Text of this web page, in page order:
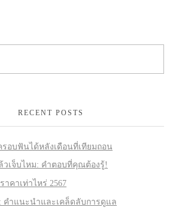
RECENT POSTS
รอบฟันได้หลังเดือนที่เทียมถอน
วเจ็บไหม: คำตอบที่คุณต้องรู้!
คาเท่าไหร่ 2567
คำแนะนำและเคล็ดลับการดูแล